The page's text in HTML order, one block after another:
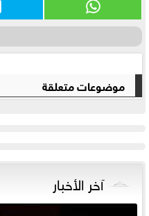
موضوعات متعلقة
آخر الأخبار